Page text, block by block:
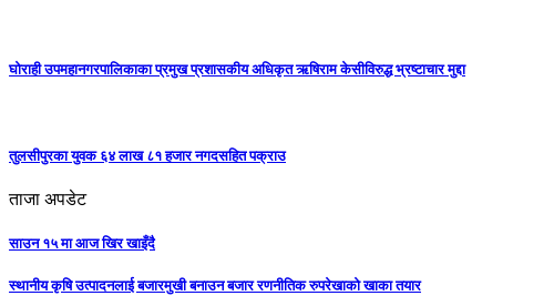
घोराही उपमहानगरपालिकाका प्रमुख प्रशासकीय अधिकृत ऋषिराम केसीविरुद्ध भ्रष्टाचार मुद्दा
तुलसीपुरका युवक ६४ लाख ८१ हजार नगदसहित पक्राउ
ताजा अपडेट
साउन १५ मा आज खिर खाइँदै
स्थानीय कृषि उत्पादनलाई बजारमुखी बनाउन बजार रणनीतिक रुपरेखाको खाका तयार